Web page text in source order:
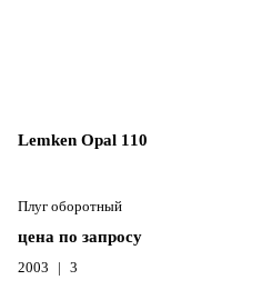
Lemken Opal 110
цена по запросу
Плуг оборотный
2003 3